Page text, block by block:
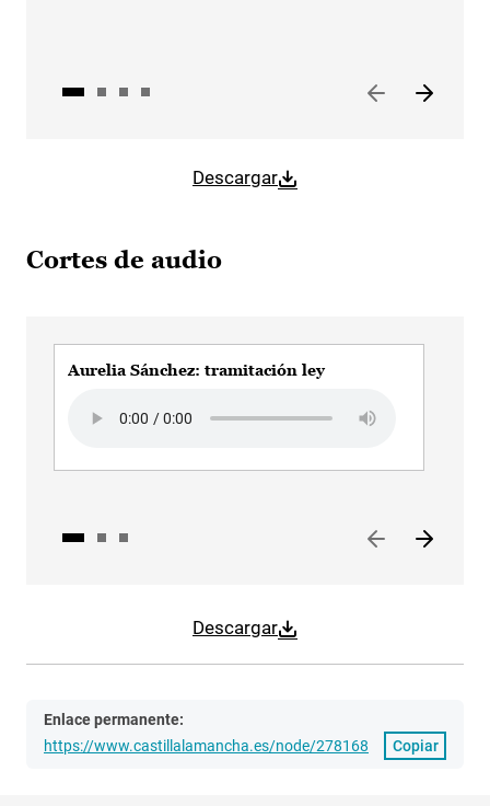
Descargar
Cortes de audio
Descargar
Aurelia Sánchez: tramitación ley
Enlace permanente:
https://www.castillalamancha.es/node/278168
Copiar